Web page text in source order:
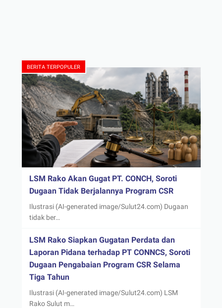
BERITA TERPOPULER
LSM Rako Akan Gugat PT. CONCH, Soroti
Dugaan Tidak Berjalannya Program CSR
Ilustrasi (AI-generated image/Sulut24.com) Dugaan
tidak ber…
LSM Rako Siapkan Gugatan Perdata dan
Laporan Pidana terhadap PT CONNCS, Soroti
Dugaan Pengabaian Program CSR Selama
Tiga Tahun
Ilustrasi (AI-generated image/Sulut24.com) LSM
Rako Sulut m…